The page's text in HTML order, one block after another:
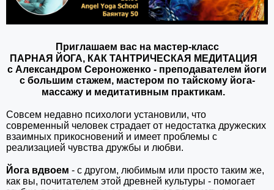
Приглашаем вас на мастер-класс
ПАРНАЯ ЙОГА, КАК ТАНТРИЧЕСКАЯ МЕДИТАЦИЯ⠀
с Александром Сероноженко - преподавателем йоги
с большим стажем, мастером по тайскому йога-
массажу и медитативным практикам.⠀
Совсем недавно психологи установили, что
современный человек страдает от недостатка дружеских
взаимных прикосновений и имеет проблемы с
реализацией чувства дружбы и любви.
Йога вдвоем - с другом, любимым или просто таким же,
как вы, почитателем этой древней культуры - помогает